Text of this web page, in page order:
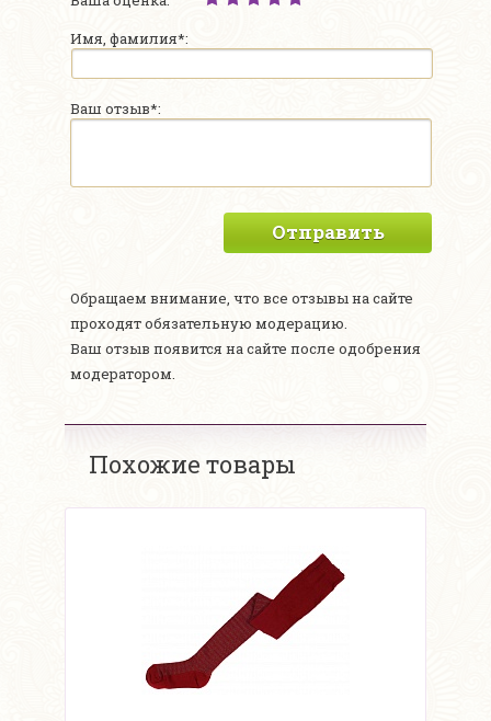
Имя, фамилия*:
Ваш отзыв*:
Отправить
Обращаем внимание, что все отзывы на сайте
проходят обязательную модерацию.
Ваш отзыв появится на сайте после одобрения
модератором.
Похожие товары